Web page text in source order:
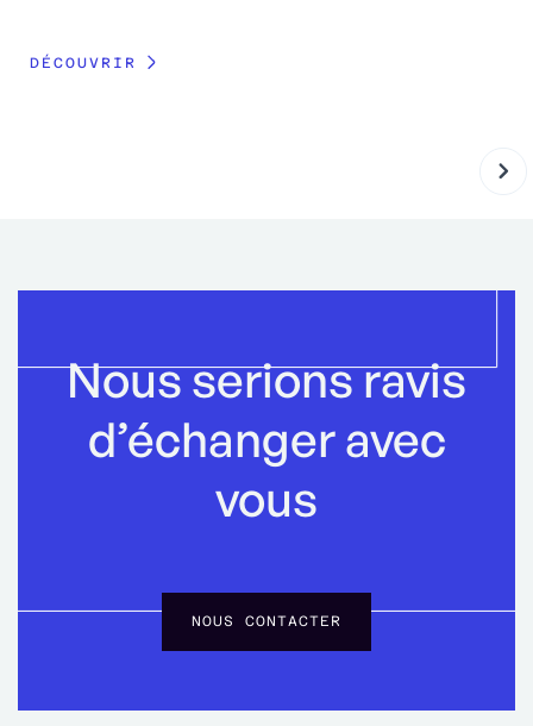
DÉCOUVRIR
Nous serions ravis
d’échanger avec
vous
NOUS CONTACTER